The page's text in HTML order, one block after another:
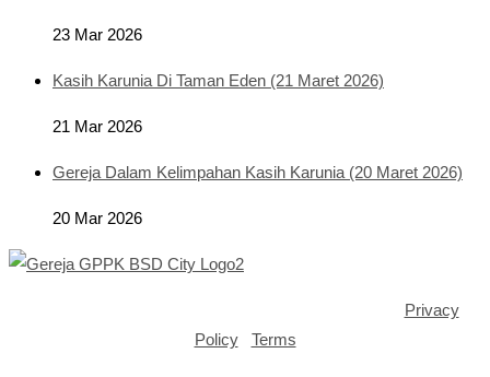
23 Mar 2026
Kasih Karunia Di Taman Eden (21 Maret 2026)
21 Mar 2026
Gereja Dalam Kelimpahan Kasih Karunia (20 Maret 2026)
20 Mar 2026
Privacy
Policy| Terms